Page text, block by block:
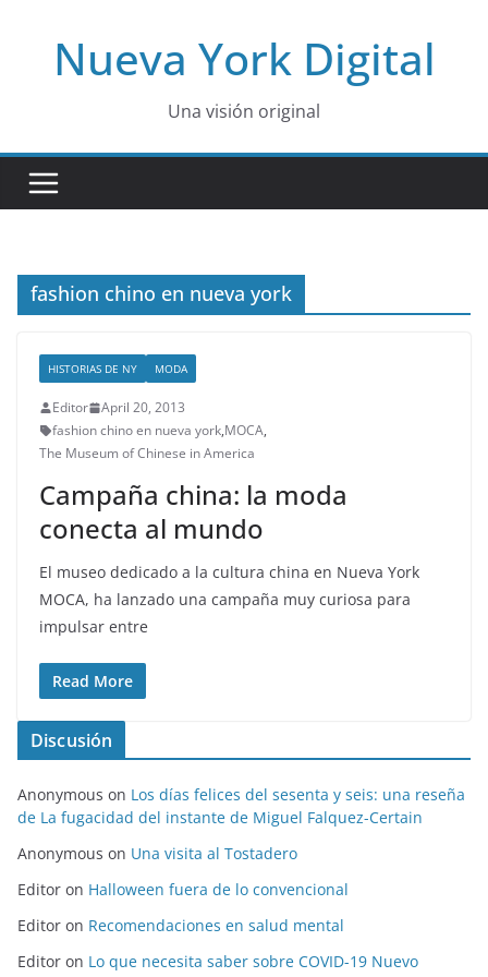
contentNueva York Digital
Una visión original
fashion chino en nueva york
HISTORIAS DE NY MODA
Editor
April 20, 2013
fashion chino en nueva york,MOCA,
The Museum of Chinese in America
Campaña china: la moda
conecta al mundo
El museo dedicado a la cultura china en Nueva York
MOCA, ha lanzado una campaña muy curiosa para
impulsar entre
Read More
Discusión
Anonymous on Los días felices del sesenta y seis: una reseña
de La fugacidad del instante de Miguel Falquez-Certain
Anonymous on Una visita al Tostadero
Editor on Halloween fuera de lo convencional
Editor on Recomendaciones en salud mental
Editor on Lo que necesita saber sobre COVID-19 Nuevo